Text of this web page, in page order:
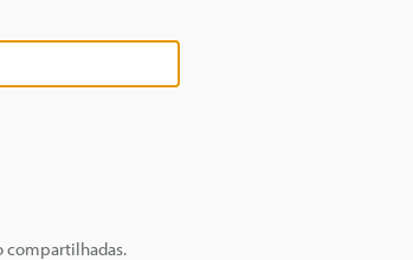
compartilhadas.